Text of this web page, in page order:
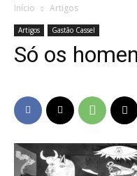
Início Artigos
Artigos Gastão Cassel
Só os